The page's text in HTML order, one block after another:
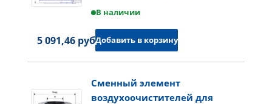
В наличии
5 091,46 руб.Добавить в корзину
Сменный элемент
воздухоочистителей для